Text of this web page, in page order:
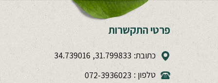
פרטי התקשרות
כתובת: 31.799833, 34.739016
טלפון : 072-3936023